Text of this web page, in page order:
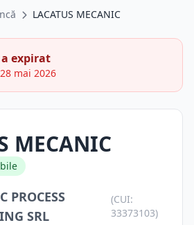
LACATUS MECANIC
expirat
mai 2026
MECANIC
PROCESS
SRL
(CUI:
33373103)